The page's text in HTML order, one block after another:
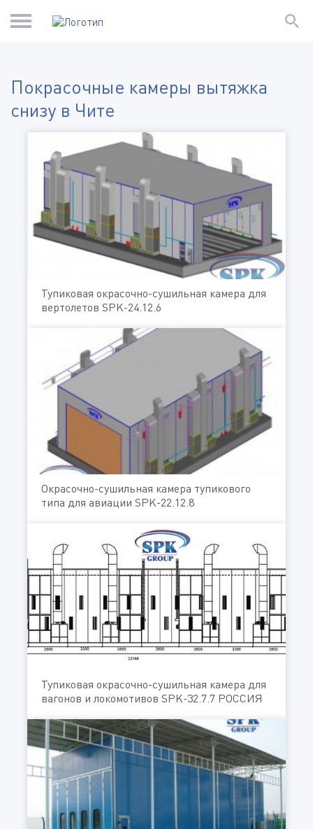
Покрасочные камеры вытяжка
снизу в Чите
Тупиковая окрасочно-сушильная камера для
вертолетов SPK-24.12.6
Окрасочно-сушильная камера тупикового
типа для авиации SPK-22.12.8
Тупиковая окрасочно-сушильная камера для
вагонов и локомотивов SPK-32.7.7 РОССИЯ